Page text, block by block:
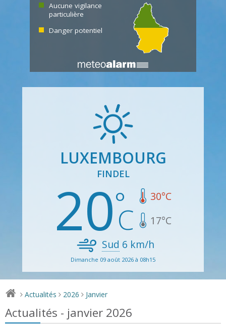
Aucune vigilance
particulière
Danger potentiel
LUXEMBOURG
FINDEL
20 30°C
17°C
Sud 6 km/h
Dimanche 09 août 2026 à 08h15
> Actualités > 2026 > Janvier
Actualités - janvier 2026